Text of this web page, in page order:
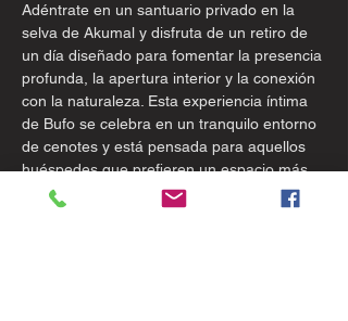
Adéntrate en un santuario privado en la
selva de Akumal y disfruta de un retiro de
un día diseñado para fomentar la presencia
profunda, la apertura interior y la conexión
con la naturaleza. Esta experiencia íntima
de Bufo se celebra en un tranquilo entorno
de cenotes y está pensada para aquellos
huéspedes que prefieren un espacio más
personal, guiado y cuidadosamente